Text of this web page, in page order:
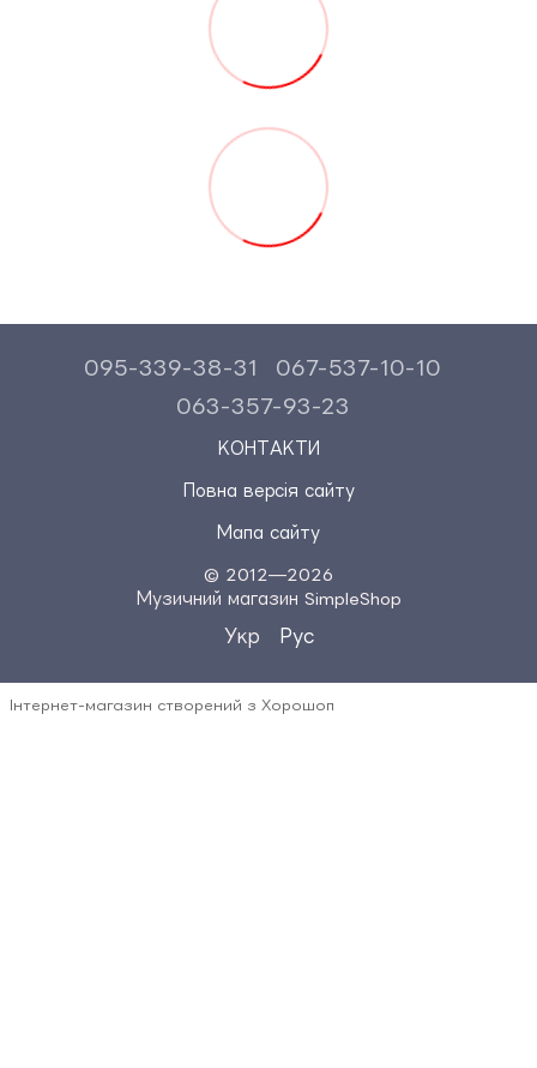
095-339-38-31
067-537-10-10
063-357-93-23
КОНТАКТИ
Повна версія сайту
Мапа сайту
© 2012—2026
Музичний магазин SimpleShop
Укр Рус
Інтернет-магазин створений з Хорошоп